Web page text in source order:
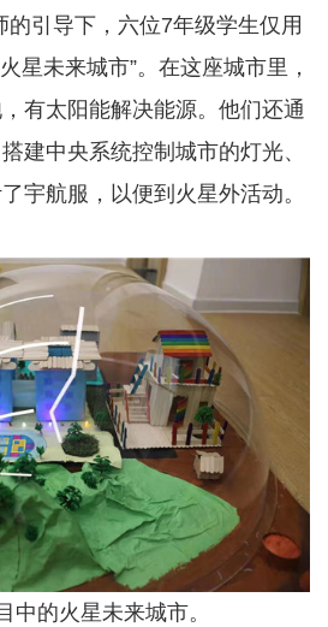
的引导下，六位7年级学生仅用
星未来城市”。在这座城市里，
有太阳能解决能源。他们还通
建中央系统控制城市的灯光、
宇航服，以便到火星外活动。
中的火星未来城市。